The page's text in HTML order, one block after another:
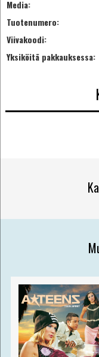
Media:
Tuotenumero:
Viivakoodi:
Yksiköitä pakkauksessa: